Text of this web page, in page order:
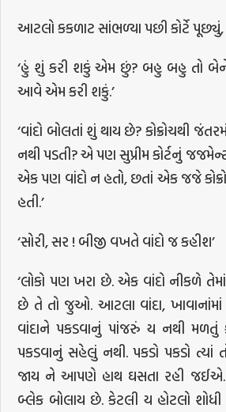
આટલો કકળાટ સાંભળ્યા પછી કોર્ટે
‘હું શું કરી શકું એમ છું? બહુ બહુ તો
આવે એમ કરી શકું.’
‘વાંદો બોલતાં શું થાય છે? કોક્રોચથી
નથી પડતી? એ પણ સુપ્રીમ કોર્ટનું
એક પણ વાંદો ન હતો, છતાં એક જજે
હતી.’
‘સોરી, સર ! બીજી વખતે વાંદો જ કહીશ’
‘લોકો પણ ખરા છે. એક વાંદો નીકળે
છે તે તો જુઓ. આટલા વાંદા,
વાંદાને પકડવાનું પાંજરું ય નથી મળતું
પકડવાનું સહેલું નથી. પકડો પકડો ત્યાં
જાય ને આપણે હાથ ઘસતા રહી જઈએ.
બ્લેક બોલાય છે. કેટલી ય હોટલો